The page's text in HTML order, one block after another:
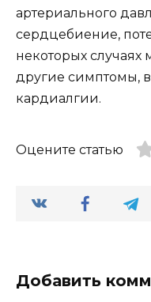
артериального
сердцебиение,
некоторых случаях
другие симптомы,
кардиалгии.
Оцените статью
Добавить